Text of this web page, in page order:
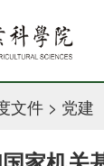
文件 > 党建